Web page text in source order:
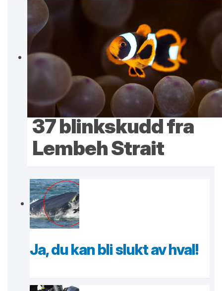
37 blinkskudd fra
Lembeh Strait
Ja, du kan bli slukt av hval!